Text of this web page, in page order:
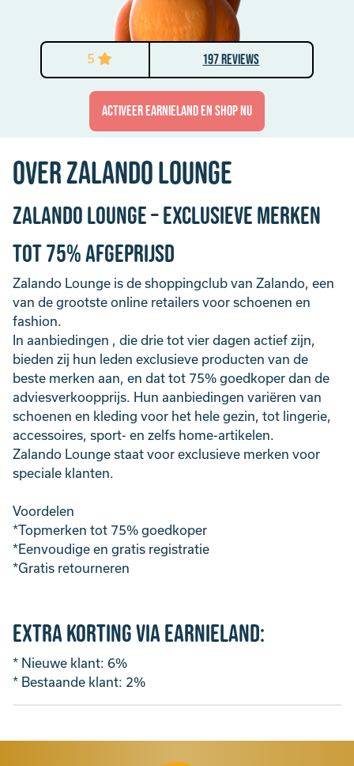
5 197 Reviews
activeer Earnieland en shop nu
Over Zalando Lounge
Zalando Lounge – Exclusieve merken
tot 75% afgeprijsd
Zalando Lounge is de shoppingclub van Zalando, een
van de grootste online retailers voor schoenen en
fashion.
In aanbiedingen , die drie tot vier dagen actief zijn,
bieden zij hun leden exclusieve producten van de
beste merken aan, en dat tot 75% goedkoper dan de
adviesverkoopprijs. Hun aanbiedingen variëren van
schoenen en kleding voor het hele gezin, tot lingerie,
accessoires, sport- en zelfs home-artikelen.
Zalando Lounge staat voor exclusieve merken voor
speciale klanten.
Voordelen
*Topmerken tot 75% goedkoper
*Eenvoudige en gratis registratie
*Gratis retourneren
Extra Korting via Earnieland:
* Nieuwe klant: 6%
* Bestaande klant: 2%